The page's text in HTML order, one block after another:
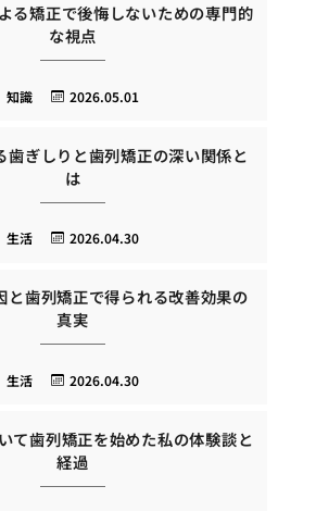
る矯正で後悔しないための専門的
な視点
2026.05.01
知識
歯ぎしりと歯列矯正の深い関係と
は
2026.04.30
生活
と歯列矯正で得られる改善効果の
真実
2026.04.30
生活
て歯列矯正を始めた私の体験談と
経過